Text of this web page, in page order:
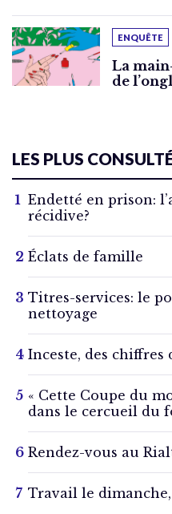
ENQUÊTE
La
de
LES PLUS
Endetté en prison:
récidive?
Éclats de famille
Titres-services: le
nettoyage
Inceste, des chiffres
« Cette Coupe du
dans le cercueil du
Rendez-vous au
Travail le dimanche,